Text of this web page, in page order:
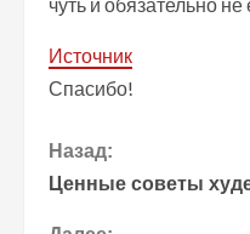
Источник
Спасибо!
П
Назад:
Ценные советы